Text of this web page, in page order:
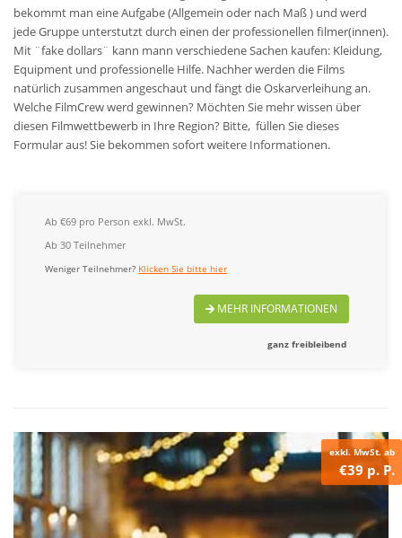
bekommt man eine Aufgabe (Allgemein oder nach Maß ) und werd
jede Gruppe unterstutzt durch einen der professionellen filmer(innen).
Mit ¨fake dollars¨ kann mann verschiedene Sachen kaufen: Kleidung,
Equipment und professionelle Hilfe. Nachher werden die Films
natürlich zusammen angeschaut und fängt die Oskarverleihung an.
Welche FilmCrew werd gewinnen? Möchten Sie mehr wissen über
diesen Filmwettbewerb in Ihre Region? Bitte, füllen Sie dieses
Formular aus! Sie bekommen sofort weitere Informationen.
Ab €69 pro Person exkl. MwSt.
Ab 30 Teilnehmer
Weniger Teilnehmer? Klicken Sie bitte hier
MEHR INFORMATIONEN
ganz freibleibend
exkl. MwSt. ab
€39 p. P.